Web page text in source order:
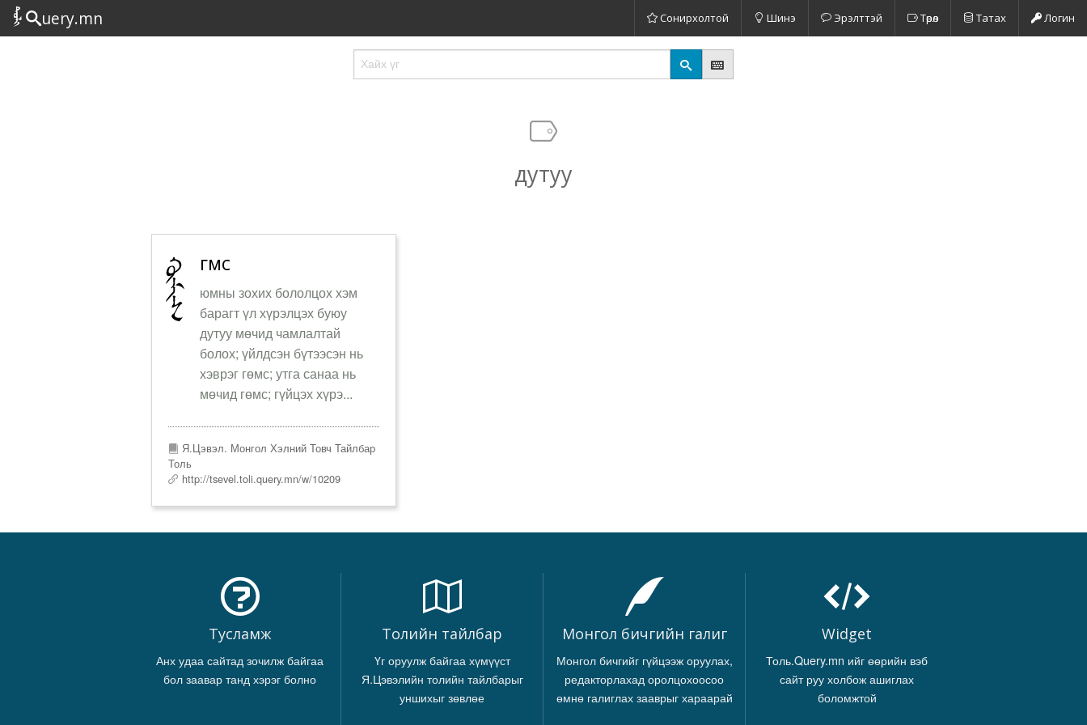
uery.mn Сонирхолтой Шинэ Эрэлттэй Төрөл Татах Логин
дутуу
гөмс
юмны зохих бололцох хэм
барагт үл хүрэлцэх буюу
дутуу мөчид чамлалтай
болох; үйлдсэн бүтээсэн нь
хэврэг гөмс; утга санаа нь
мөчид гөмс; гүйцэх хүрэ...
Я.Цэвэл. Монгол Хэлний Товч Тайлбар
Толь
http://tsevel.toli.query.mn/w/10209
Тусламж
Анх удаа сайтад зочилж байгаа
бол заавар танд хэрэг болно
Толийн тайлбар
Үг оруулж байгаа хүмүүст
Я.Цэвэлийн толийн тайлбарыг
уншихыг зөвлөе
Монгол бичгийн галиг
Монгол бичгийг гүйцээж оруулах,
редакторлахад оролцохоосоо
өмнө галиглах зааврыг хараарай
Widget
Толь.Query.mn ийг өөрийн вэб
сайт руу холбож ашиглах
боломжтой